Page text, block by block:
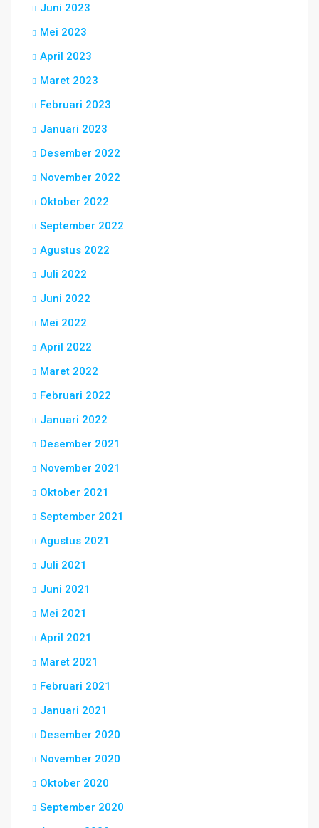
Juni 2023
Mei 2023
April 2023
Maret 2023
Februari 2023
Januari 2023
Desember 2022
November 2022
Oktober 2022
September 2022
Agustus 2022
Juli 2022
Juni 2022
Mei 2022
April 2022
Maret 2022
Februari 2022
Januari 2022
Desember 2021
November 2021
Oktober 2021
September 2021
Agustus 2021
Juli 2021
Juni 2021
Mei 2021
April 2021
Maret 2021
Februari 2021
Januari 2021
Desember 2020
November 2020
Oktober 2020
September 2020